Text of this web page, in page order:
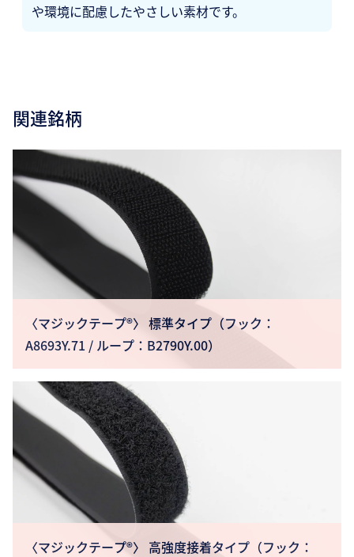
や環境に配慮したやさしい素材です。
関連銘柄
〈マジックテープ®〉 標準タイプ（フック：
A8693Y.71 / ループ：B2790Y.00）
〈マジックテープ®〉 高強度接着タイプ（フック：